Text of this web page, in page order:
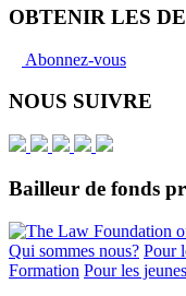
OBTENIR LES
Abonnez-vous
NOUS SUIVRE
Bailleur de fonds
Qui sommes nous? Pour
Formation Pour les jeunes